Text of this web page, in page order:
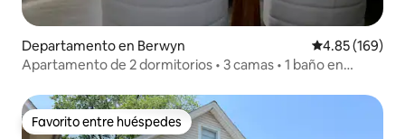
Departamento en Berwyn Calificación
4.85 (169)
Apartamento de 2 dormitorios • 3 camas • 1 baño en
Favorito entre huéspedes
Favorito entre huéspedes